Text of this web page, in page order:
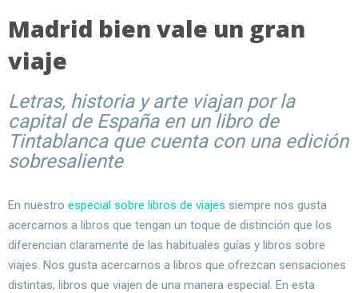
Madrid bien vale un gran
viaje
Letras, historia y arte viajan por la
capital de España en un libro de
Tintablanca que cuenta con una edición
sobresaliente
En nuestro especial sobre libros de viajes siempre nos gusta
acercarnos a libros que tengan un toque de distinción que los
diferencian claramente de las habituales guías y libros sobre
viajes. Nos gusta acercarnos a libros que ofrezcan sensaciones
distintas, libros que viajen de una manera especial. En esta